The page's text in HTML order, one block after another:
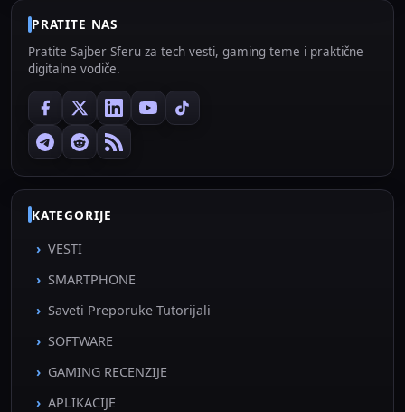
PRATITE NAS
Pratite Sajber Sferu za tech vesti, gaming teme i praktične
digitalne vodiče.
KATEGORIJE
VESTI
SMARTPHONE
Saveti Preporuke Tutorijali
SOFTWARE
GAMING RECENZIJE
APLIKACIJE